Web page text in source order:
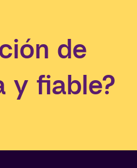
de
y fiable?